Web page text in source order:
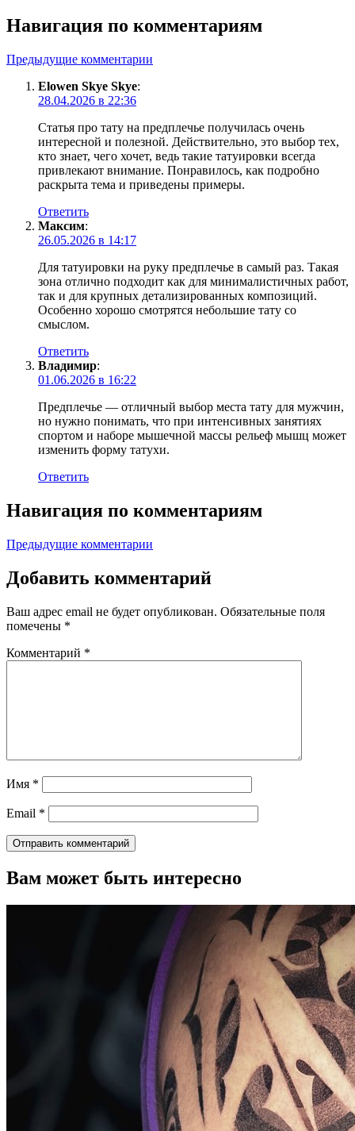
Навигация по комментариям
Предыдущие комментарии
Elowen Skye Skye:
28.04.2026 в 22:36
Статья про тату на предплечье получилась очень
интересной и полезной. Действительно, это выбор тех,
кто знает, чего хочет, ведь такие татуировки всегда
привлекают внимание. Понравилось, как подробно
раскрыта тема и приведены примеры.
Ответить
Максим:
26.05.2026 в 14:17
Для татуировки на руку предплечье в самый раз. Такая
зона отлично подходит как для минималистичных работ,
так и для крупных детализированных композиций.
Особенно хорошо смотрятся небольшие тату со
смыслом.
Ответить
Владимир:
01.06.2026 в 16:22
Предплечье — отличный выбор места тату для мужчин,
но нужно понимать, что при интенсивных занятиях
спортом и наборе мышечной массы рельеф мышц может
изменить форму татухи.
Ответить
Навигация по комментариям
Предыдущие комментарии
Добавить комментарий
Ваш адрес email не будет опубликован. Обязательные поля
помечены *
Комментарий *
Имя *
Email *
Вам может быть интересно